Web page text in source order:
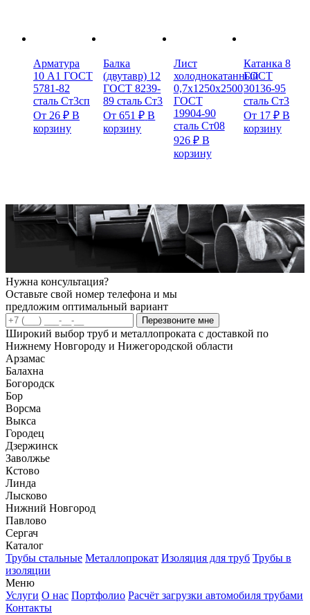
Арматура
10 А1 ГОСТ
5781-82
сталь Ст3сп
От 26 ₽ В
корзину
Балка
(двутавр) 12
ГОСТ 8239-
89 сталь Ст3
От651₽ В
корзину
Лист
холоднокатанный
0,7х1250х2500
ГОСТ
19904-90
сталь Ст08
926 ₽ В
корзину
Катанка 8
ГОСТ
30136-95
сталь Ст3
От 17 ₽ В
корзину
Нужна консультация?
Оставьте свой номер телефона и мы
предложим оптимальный вариант
Перезвоните мне
Широкий выбор труб и металлопроката с доставкой по
Нижнему Новгороду и Нижегородской области
Арзамас
Балахна
Богородск
Бор
Ворсма
Выкса
Городец
Дзержинск
Заволжье
Кстово
Линда
Лысково
Нижний Новгород
Павлово
Сергач
Каталог
Трубы стальные Металлопрокат Изоляция для труб Трубы в
изоляции
Меню
Услуги О нас Портфолио Расчёт загрузки автомобиля трубами
Контакты